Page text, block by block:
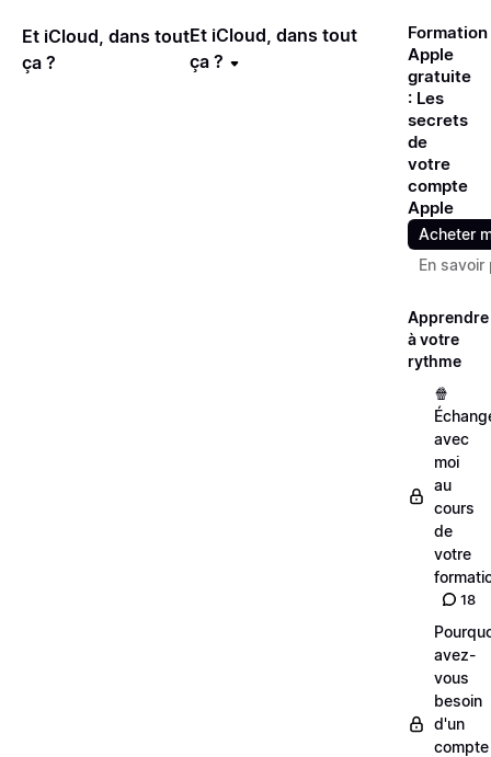
Et iCloud, dans tout
ça ?
Et iCloud, dans tout
ça ?
Formation
Apple
gratuite
: Les
secrets
de
votre
compte
Apple
Acheter
En savoir
Apprendre
à votre
rythme
🍿
avec
moi
au
cours
de
votre
18
avez-
vous
besoin
d'un
compte